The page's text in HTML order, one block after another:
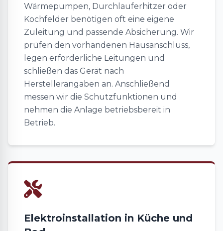
Wärmepumpen, Durchlauferhitzer oder
Kochfelder benötigen oft eine eigene
Zuleitung und passende Absicherung. Wir
prüfen den vorhandenen Hausanschluss,
legen erforderliche Leitungen und
schließen das Gerät nach
Herstellerangaben an. Anschließend
messen wir die Schutzfunktionen und
nehmen die Anlage betriebsbereit in
Betrieb.
Elektroinstallation in Küche und